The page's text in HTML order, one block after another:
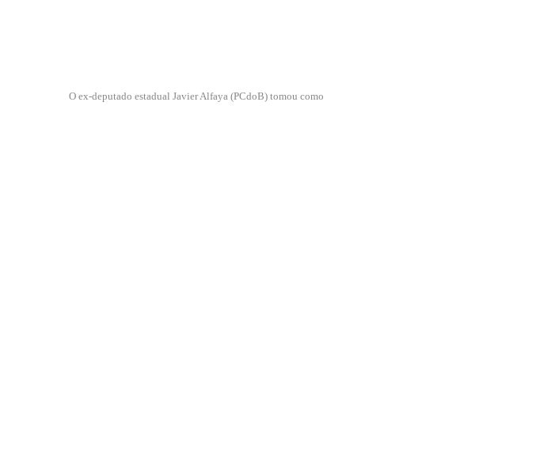
O ex-deputado estadual Javier Alfaya (PCdoB) tomou como